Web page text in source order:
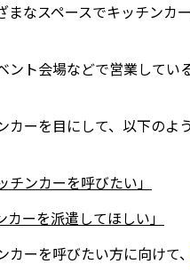
まなスペースでキッチンカ
ント会場などで営業して
カーを目にして、以下の
チンカーを呼びたい」
カーを派遣してほしい」
ーを呼びたい方に向けて、